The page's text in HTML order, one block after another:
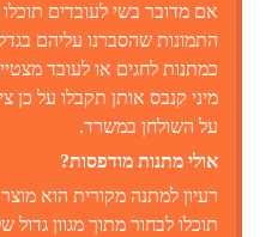
אם מדובר בשי לעובדים
התמונות שהסברנו עליהם
כמתנות לחגים או לעובד
מיני קנבס אותן תקבלו על כן
על השולחן במשרד.
אולי מתנות מודפסות?
רעיון למתנה מקורית הוא
תוכלו לבחור מתוך מגוון גדול